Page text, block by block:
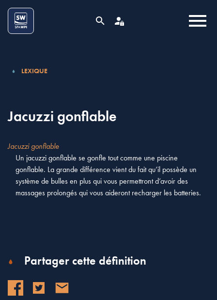
RECHERCHEESPACE PRO
MENU
LEXIQUE
Jacuzzi gonflable
Jacuzzi gonflable
Un jacuzzi gonflable se gonfle tout comme une piscine
gonflable. La grande différence vient du fait qu’il possède un
système de bulles en plus qui vous permettront d’avoir des
massages prolongés qui vous aideront recharger les batteries.
Partager cette définition